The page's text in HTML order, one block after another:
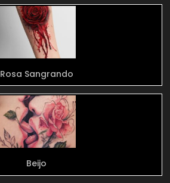
Rosa Sangrando
Beijo